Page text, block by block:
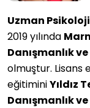
Uzman
2019 yılında
Danışmanlık
olmuştur. Lisans
eğitimini Yıldız
Danışmanlık